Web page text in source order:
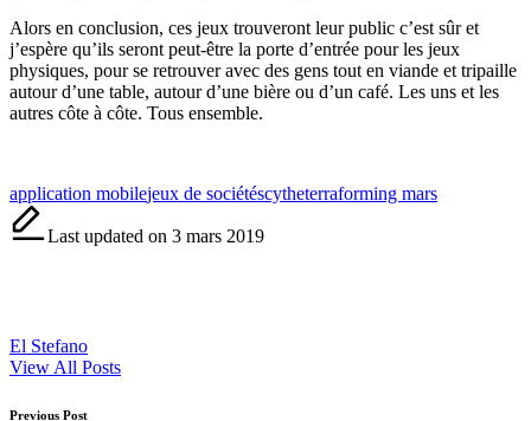
Alors en conclusion, ces jeux trouveront leur public c’est sûr et
j’espère qu’ils seront peut-être la porte d’entrée pour les jeux
physiques, pour se retrouver avec des gens tout en viande et tripaille
autour d’une table, autour d’une bière ou d’un café. Les uns et les
autres côte à côte. Tous ensemble.
Tags:
application mobilejeux de sociétéscytheterraforming mars
Last updated on 3 mars 2019
El Stefano
View All Posts
Previous Post